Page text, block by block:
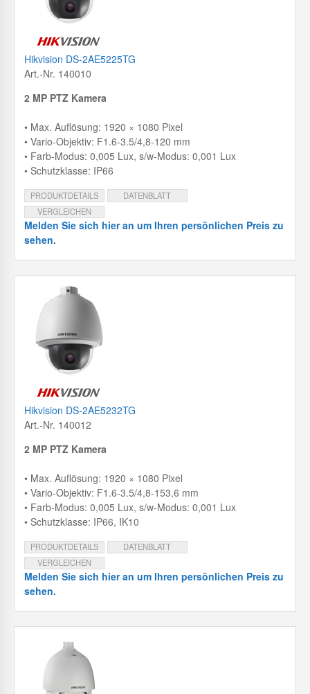
Hikvision DS-2AE5225TG
Art.-Nr. 140010
2 MP PTZ Kamera
• Max. Auflösung: 1920 × 1080 Pixel
• Vario-Objektiv: F1.6-3.5/4,8-120 mm
• Farb-Modus: 0,005 Lux, s/w-Modus: 0,001 Lux
• Schutzklasse: IP66
PRODUKTDETAILS
DATENBLATT
VERGLEICHEN
Melden Sie sich hier an um Ihren persönlichen Preis zu
sehen.
Hikvision DS-2AE5232TG
Art.-Nr. 140012
2 MP PTZ Kamera
• Max. Auflösung: 1920 × 1080 Pixel
• Vario-Objektiv: F1.6-3.5/4,8-153,6 mm
• Farb-Modus: 0,005 Lux, s/w-Modus: 0,001 Lux
• Schutzklasse: IP66, IK10
PRODUKTDETAILS
DATENBLATT
VERGLEICHEN
Melden Sie sich hier an um Ihren persönlichen Preis zu
sehen.